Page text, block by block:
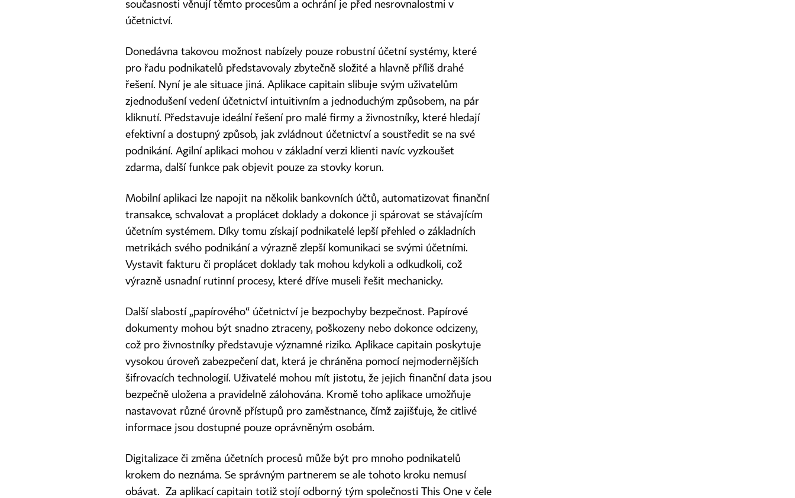
současnosti věnují těmto procesům a ochrání je před nesrovnalostmi v
účetnictví.
Donedávna takovou možnost nabízely pouze robustní účetní systémy, které
pro řadu podnikatelů představovaly zbytečně složité a hlavně příliš drahé
řešení. Nyní je ale situace jiná. Aplikace capitain slibuje svým uživatelům
zjednodušení vedení účetnictví intuitivním a jednoduchým způsobem, na pár
kliknutí. Představuje ideální řešení pro malé firmy a živnostníky, které hledají
efektivní a dostupný způsob, jak zvládnout účetnictví a soustředit se na své
podnikání. Agilní aplikaci mohou v základní verzi klienti navíc vyzkoušet
zdarma, další funkce pak objevit pouze za stovky korun.
Mobilní aplikaci lze napojit na několik bankovních účtů, automatizovat finanční
transakce, schvalovat a proplácet doklady a dokonce ji spárovat se stávajícím
účetním systémem. Díky tomu získají podnikatelé lepší přehled o základních
metrikách svého podnikání a výrazně zlepší komunikaci se svými účetními.
Vystavit fakturu či proplácet doklady tak mohou kdykoli a odkudkoli, což
výrazně usnadní rutinní procesy, které dříve museli řešit mechanicky.
Další slabostí „papírového“ účetnictví je bezpochyby bezpečnost. Papírové
dokumenty mohou být snadno ztraceny, poškozeny nebo dokonce odcizeny,
což pro živnostníky představuje významné riziko. Aplikace capitain poskytuje
vysokou úroveň zabezpečení dat, která je chráněna pomocí nejmodernějších
šifrovacích technologií. Uživatelé mohou mít jistotu, že jejich finanční data jsou
bezpečně uložena a pravidelně zálohována. Kromě toho aplikace umožňuje
nastavovat různé úrovně přístupů pro zaměstnance, čímž zajišťuje, že citlivé
informace jsou dostupné pouze oprávněným osobám.
Digitalizace či změna účetních procesů může být pro mnoho podnikatelů
krokem do neznáma. Se správným partnerem se ale tohoto kroku nemusí
obávat. Za aplikací capitain totiž stojí odborný tým společnosti This One v čele